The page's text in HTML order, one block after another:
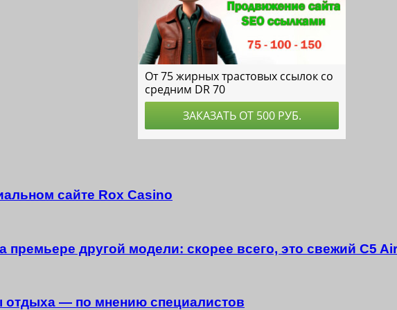
сайте Rox Casino
премьере другой модели: скорее всего, это свежий C5
— по мнению специалистов